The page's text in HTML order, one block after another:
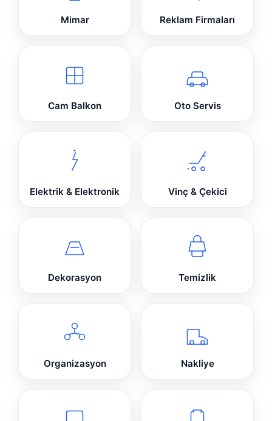
Mimar Reklam Firmaları
Cam Balkon Oto Servis
Elektrik & Elektronik Vinç & Çekici
Dekorasyon Temizlik
Organizasyon Nakliye